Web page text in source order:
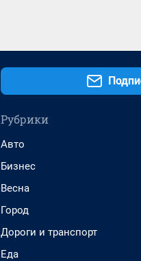
Рубрики
Авто
Бизнес
Весна
Город
Дороги и транспорт
Еда